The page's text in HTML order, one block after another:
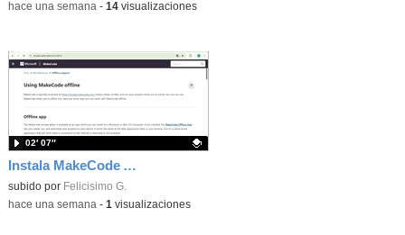
-hace una semana - 14visualizaciones
Instala MakeCode Arcade offline para programar grandes juegos sin necesidad de Internet
Contenido educativo.
subido por Felicisimo G.
02′ 07″
-hace una semana - 1 visualizaciones